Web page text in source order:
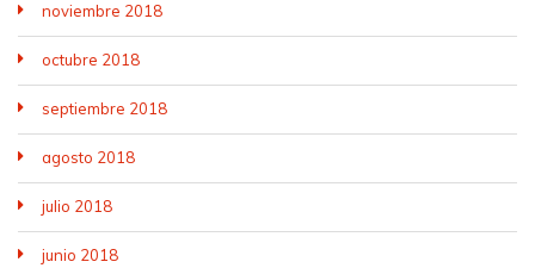
noviembre 2018
octubre 2018
septiembre 2018
agosto 2018
julio 2018
junio 2018